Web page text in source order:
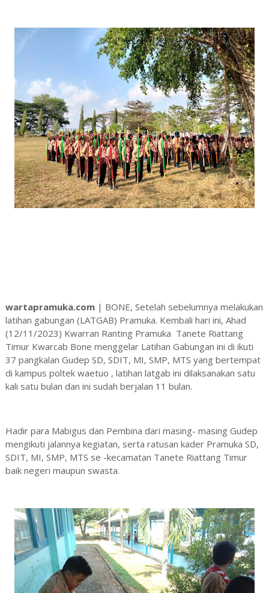
wartapramuka.com| BONE, Setelah sebelumnya melakukan
latihan gabungan (LATGAB) Pramuka. Kembali hari ini, Ahad
(12/11/2023) Kwarran Ranting Pramuka Tanete Riattang
Timur Kwarcab Bone menggelar Latihan Gabungan ini di ikuti
37 pangkalan Gudep SD, SDIT, MI, SMP, MTS yang bertempat
di kampus poltek waetuo , latihan latgab ini dilaksanakan satu
kali satu bulan dan ini sudah berjalan 11 bulan.
Hadir para Mabigus dan Pembina dari masing- masing Gudep
mengikuti jalannya kegiatan, serta ratusan kader Pramuka SD,
SDIT, MI, SMP, MTS se -kecamatan Tanete Riattang Timur
baik negeri maupun swasta.